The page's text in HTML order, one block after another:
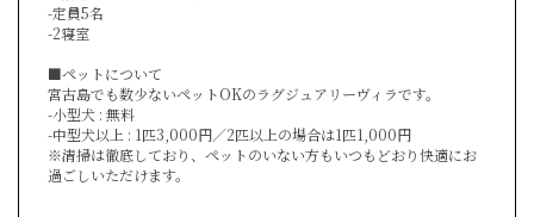
-定員5名
-2寝室
■ペットについて
宮古島でも数少ないペットOKのラグジュアリーヴィラです。
-小型犬 : 無料
-中型犬以上 : 1匹3,000円／2匹以上の場合は1匹1,000円
※清掃は徹底しており、ペットのいない方もいつもどおり快適にお
過ごしいただけます。